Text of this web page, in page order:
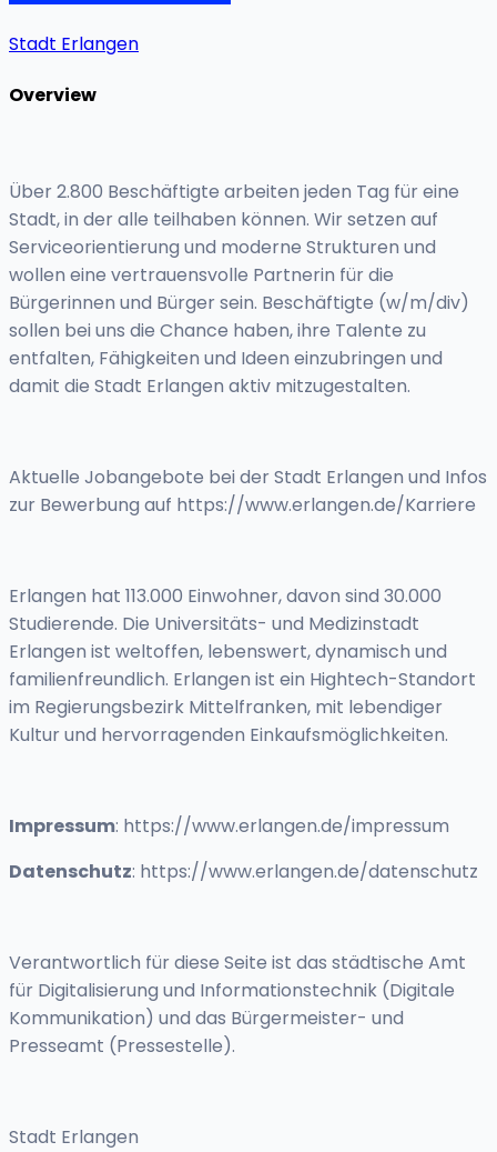
Stadt Erlangen
Overview
Über 2.800 Beschäftigte arbeiten jeden Tag für eine
Stadt, in der alle teilhaben können. Wir setzen auf
Serviceorientierung und moderne Strukturen und
wollen eine vertrauensvolle Partnerin für die
Bürgerinnen und Bürger sein. Beschäftigte (w/m/div)
sollen bei uns die Chance haben, ihre Talente zu
entfalten, Fähigkeiten und Ideen einzubringen und
damit die Stadt Erlangen aktiv mitzugestalten.
Aktuelle Jobangebote bei der Stadt Erlangen und Infos
zur Bewerbung auf https://www.erlangen.de/Karriere
Erlangen hat 113.000 Einwohner, davon sind 30.000
Studierende. Die Universitäts- und Medizinstadt
Erlangen ist weltoffen, lebenswert, dynamisch und
familienfreundlich. Erlangen ist ein Hightech-Standort
im Regierungsbezirk Mittelfranken, mit lebendiger
Kultur und hervorragenden Einkaufsmöglichkeiten.
Impressum: https://www.erlangen.de/impressum
Datenschutz: https://www.erlangen.de/datenschutz
Verantwortlich für diese Seite ist das städtische Amt
für Digitalisierung und Informationstechnik (Digitale
Kommunikation) und das Bürgermeister- und
Presseamt (Pressestelle).
Stadt Erlangen